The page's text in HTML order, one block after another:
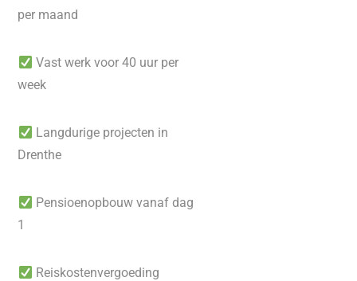
per maand
Vast werk voor 40 uur per
week
Langdurige projecten in
Drenthe
Pensioenopbouw vanaf dag
1
Reiskostenvergoeding